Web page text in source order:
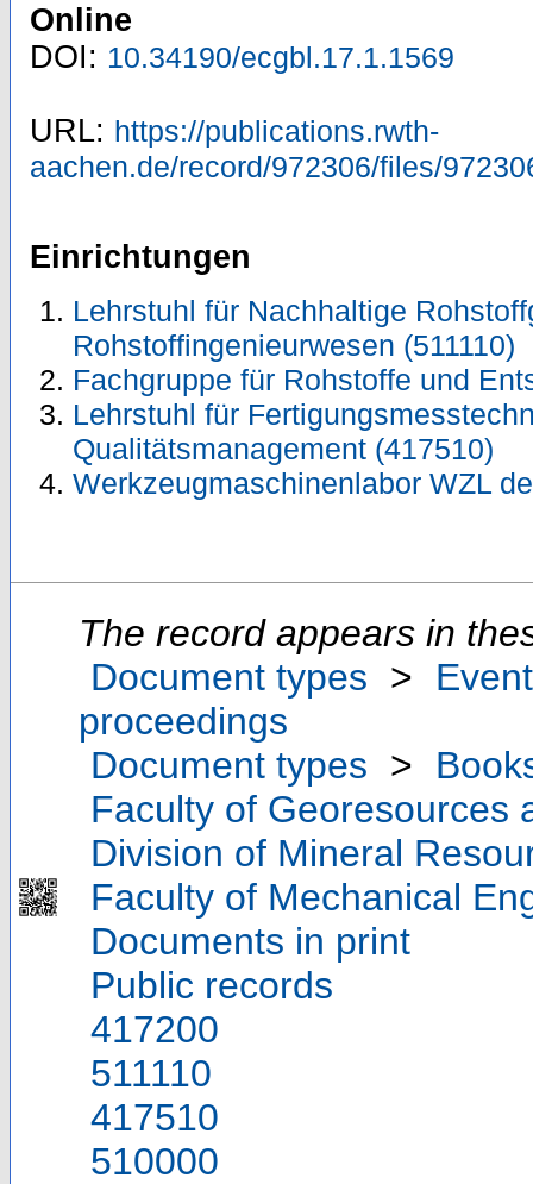
Online
DOI: 10.34190/ecgbl.17.1.1569
URL: https://publications.rwth-
aachen.de/record/972306/files/
Einrichtungen
Lehrstuhl für Nachhaltige
Rohstoffingenieurwesen (511110)
Fachgruppe für Rohstoffe und
Lehrstuhl für
Qualitätsmanagement (417510)
Werkzeugmaschinenlabor WZL
The record appears in
Document types >
proceedings
Document types >
Faculty of Georesources
Division of Mineral
Faculty of Mechanical
Documents in print
Public records
417200
511110
417510
510000